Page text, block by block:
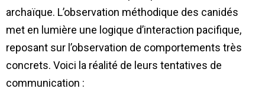
archaïque. L’observation méthodique des canidés
met en lumière une logique d’interaction pacifique,
reposant sur l’observation de comportements très
concrets. Voici la réalité de leurs tentatives de
communication :